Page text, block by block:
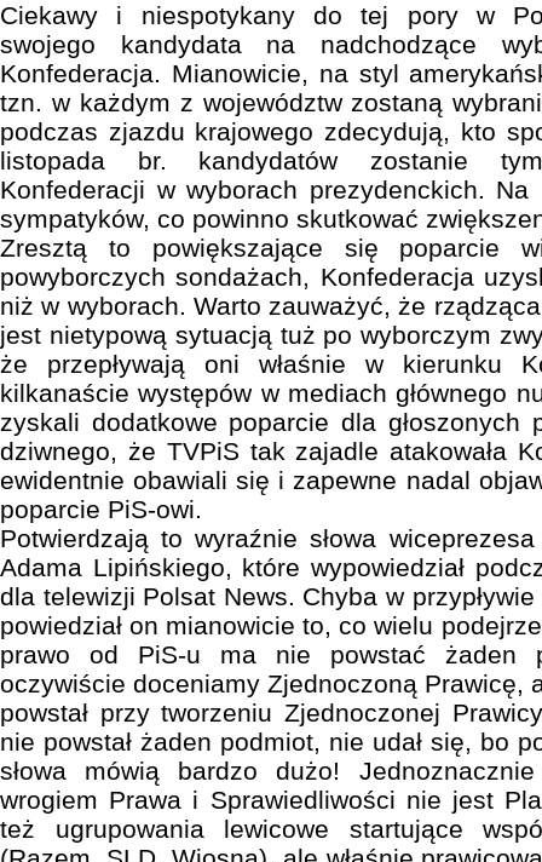
Ciekawy i niespotykany do tej pory w
swojego kandydata na nadchodzące
Konfederacja. Mianowicie, na styl
tzn. w każdym z województw zostaną
podczas zjazdu krajowego zdecydują, kto
listopada br. kandydatów zostanie
Konfederacji w wyborach prezydenckich.
sympatyków, co powinno skutkować
Zresztą to powiększające się poparcie
powyborczych sondażach, Konfederacja
niż w wyborach. Warto zauważyć, że
jest nietypową sytuacją tuż po wyborczym
że przepływają oni właśnie w kierunku
kilkanaście występów w mediach głównego
zyskali dodatkowe poparcie dla głoszonych
dziwnego, że TVPiS tak zajadle atakowała
ewidentnie obawiali się i zapewne nadal
poparcie PiS-owi.
Potwierdzają to wyraźnie słowa
Adama Lipińskiego, które wypowiedział
dla telewizji Polsat News. Chyba w
powiedział on mianowicie to, co wielu
prawo od PiS-u ma nie powstać żaden
oczywiście doceniamy Zjednoczoną Prawicę,
powstał przy tworzeniu Zjednoczonej
nie powstał żaden podmiot, nie udał się, bo
słowa mówią bardzo dużo!
wrogiem Prawa i Sprawiedliwości nie jest
też ugrupowania lewicowe startujące